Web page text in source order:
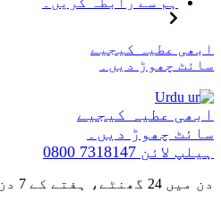
مواد
پر
ابھی عطیہ کیجیے
سائٹ چھوڑ دیں۔
ابھی عطیہ کیجیے
سائٹ چھوڑ دیں۔
ہیلپ لائن 0800 7318147
دن میں 24 گھنٹے، ہفتے کے 7 دن دستیاب ہے۔